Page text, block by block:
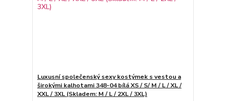
Luxusní společenský sexy kostýmek s vestou a
širokými kalhotami 348-04 bílá XS / S/ M / L / XL /
XXL / 3XL (Skladem: M / L / 2XL / 3XL)